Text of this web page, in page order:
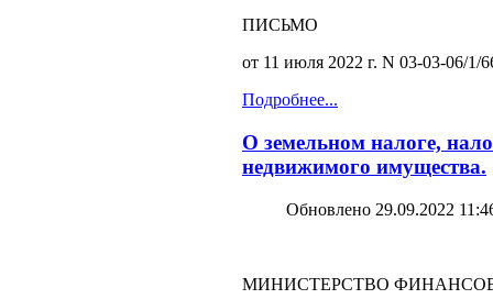
ПИСЬМО
от 11 июля 2022 г. N 03-03-06/1/
Подробнее...
О земельном налоге,
недвижимого имущества.
Обновлено 29.09.2022
МИНИСТЕРСТВО